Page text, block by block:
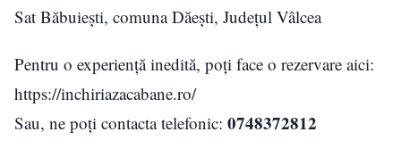
Sat Băbuiești, comuna Dăești, Judeţul Vâlcea
Pentru o experiență inedită, poți face o rezervare aici:
https://inchiriazacabane.ro/
Sau, ne poți contacta telefonic: 0748372812